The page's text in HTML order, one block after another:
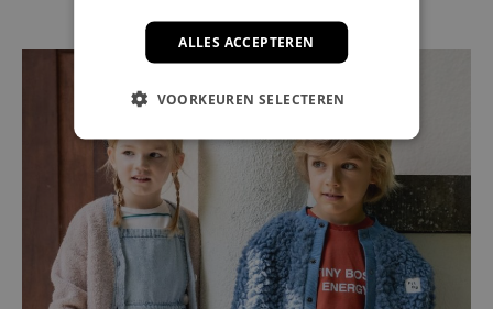
ALLES ACCEPTEREN
VOORKEUREN SELECTEREN